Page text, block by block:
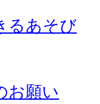
るあそび
お願い